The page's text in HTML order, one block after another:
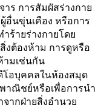
าร การสัมผัสร่างกาย
อื่นขุ่นเคือง หรือการ
ร้ายร่างกายโดย
งต้องห้าม การดูหรือ
ามเช่นกัน
อบุคคลในห้องสมุด
าณิชย์หรือเพื่อการนำ
ากฝ่ายสิ่งอำนวย